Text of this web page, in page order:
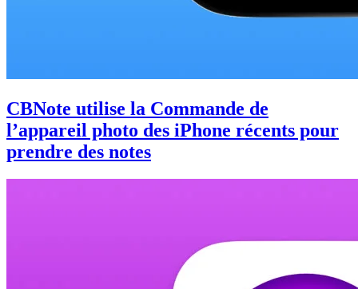
CBNote utilise la Commande de
l’appareil photo des iPhone récents pour
prendre des notes